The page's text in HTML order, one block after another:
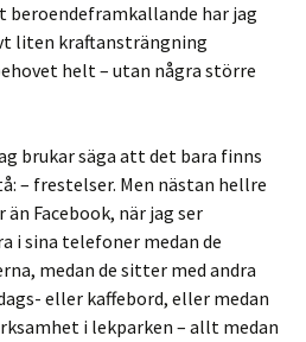
beroendeframkallande har jag
liten kraftansträngning
helt – utan några större
brukar säga att det bara finns
– frestelser. Men nästan hellre
Facebook, när jag ser
i sina telefoner medan de
medan de sitter med andra
eller kaffebord, eller medan
i lekparken – allt medan